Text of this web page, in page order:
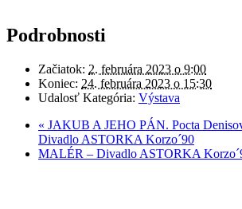
Podrobnosti
Začiatok: 2. februára 2023 o 9:00
Koniec: 24. februára 2023 o 15:30
Udalosť Kategória: Výstava
« JAKUB A JEHO PÁN. Pocta
Divadlo ASTORKA Korzo´90
MALÉR – Divadlo ASTORKA